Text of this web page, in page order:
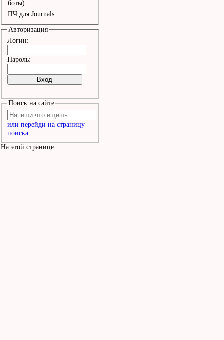
боты)
ПЧ для Journals
Авторизация
Логин:
Пароль:
Поиск на сайте
или перейди на страницу
поиска
На этой странице: